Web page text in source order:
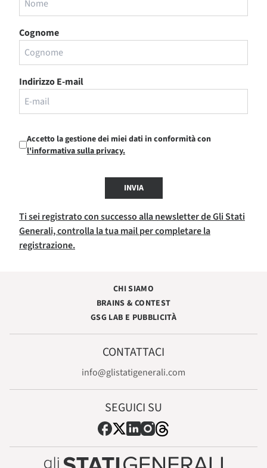
Cognome
Indirizzo E-mail
Accetto la gestione dei miei dati in conformità con
l'informativa sulla privacy.
INVIA
Ti sei registrato con successo alla newsletter de Gli Stati
Generali, controlla la tua mail per completare la
registrazione.
CHI SIAMO
BRAINS & CONTEST
GSG LAB E PUBBLICITÀ
CONTATTACI
info@glistatigenerali.com
SEGUICI SU